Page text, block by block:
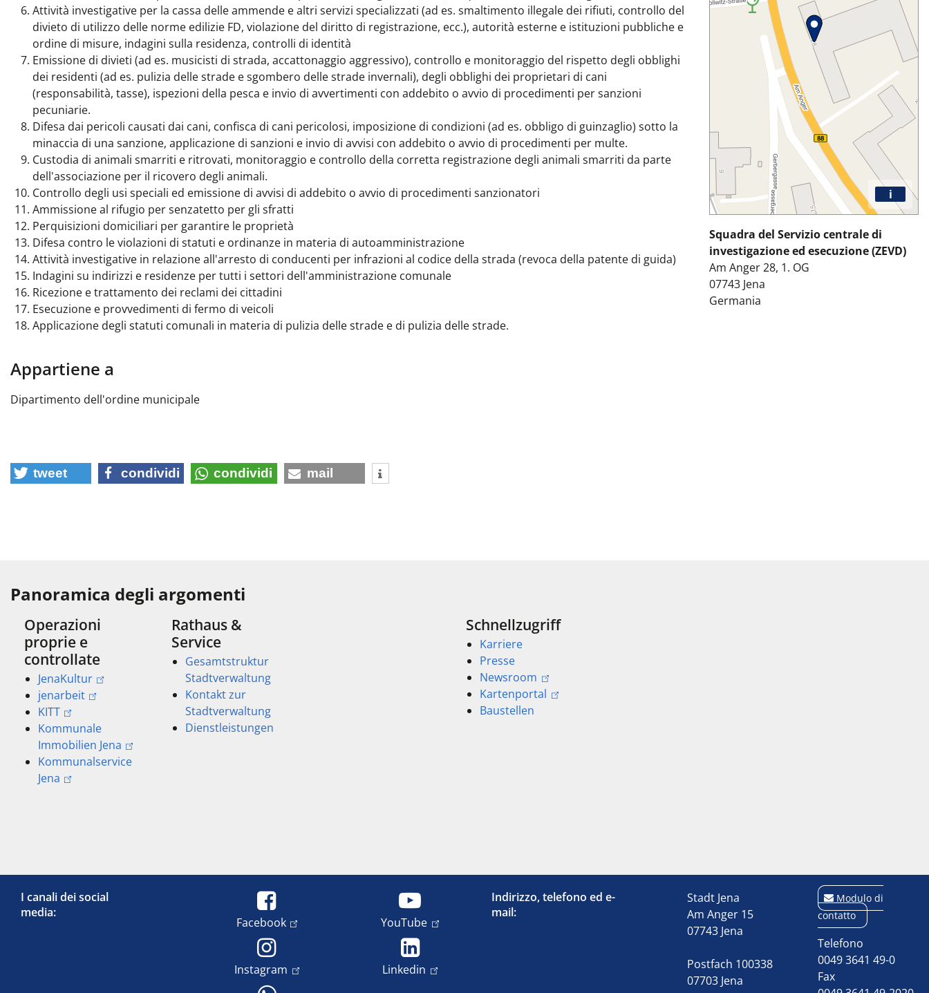
Attività investigative per la cassa delle ammende e altri servizi specializzati (ad es. smaltimento illegale dei rifiuti, controllo del
divieto di utilizzo delle norme edilizie FD, violazione del diritto di registrazione, ecc.), autorità esterne e istituzioni pubbliche e
ordine di misure, indagini sulla residenza, controlli di identità
Emissione di divieti (ad es. musicisti di strada, accattonaggio aggressivo), controllo e monitoraggio del rispetto degli obblighi
dei residenti (ad es. pulizia delle strade e sgombero delle strade invernali), degli obblighi dei proprietari di cani
(responsabilità, tasse), ispezioni della pesca e invio di avvertimenti con addebito o avvio di procedimenti per sanzioni
pecuniarie.
Difesa dai pericoli causati dai cani, confisca di cani pericolosi, imposizione di condizioni (ad es. obbligo di guinzaglio) sotto la
minaccia di una sanzione, applicazione di sanzioni e invio di avvisi con addebito o avvio di procedimenti per multe.
Custodia di animali smarriti e ritrovati, monitoraggio e controllo della corretta registrazione degli animali smarriti da parte
dell'associazione per il ricovero degli animali.
Controllo degli usi speciali ed emissione di avvisi di addebito o avvio di procedimenti sanzionatori
Ammissione al rifugio per senzatetto per gli sfratti
Perquisizioni domiciliari per garantire le proprietà
Difesa contro le violazioni di statuti e ordinanze in materia di autoamministrazione
Attività investigative in relazione all'arresto di conducenti per infrazioni al codice della strada (revoca della patente di guida)
Indagini su indirizzi e residenze per tutti i settori dell'amministrazione comunale
Ricezione e trattamento dei reclami dei cittadini
Esecuzione e provvedimenti di fermo di veicoli
Applicazione degli statuti comunali in materia di pulizia delle strade e di pulizia delle strade.
Appartiene a
Dipartimento dell'ordine municipale
i
Squadra del Servizio centrale di
investigazione ed esecuzione (ZEVD)
Am Anger 28, 1. OG
07743 Jena
Germania
tweet condividi condividi mail
Panoramica degli argomenti
Operazioni
proprie e
controllate
JenaKultur
jenarbeit
KITT
Kommunale
Immobilien Jena
Kommunalservice
Jena
Rathaus &
Service
Gesamtstruktur
Stadtverwaltung
Kontakt zur
Stadtverwaltung
Dienstleistungen
Schnellzugriff
Karriere
Presse
Newsroom
Kartenportal
Baustellen
I canali dei social
media:
Facebook YouTube
Instagram Linkedin
Indirizzo, telefono ed e-
mail:
Stadt Jena
Am Anger 15
07743 Jena
Postfach 100338
07703 Jena
Modulo di
contatto
Telefono
0049 3641 49-0
Fax